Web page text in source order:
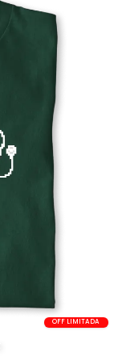
OFF LIMITADA